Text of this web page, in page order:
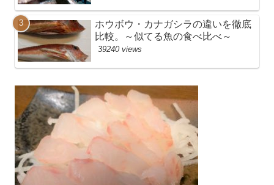
ホウボウ・カナガシラの違いを徹底
比較。～似てる魚の食べ比べ～
39240 views